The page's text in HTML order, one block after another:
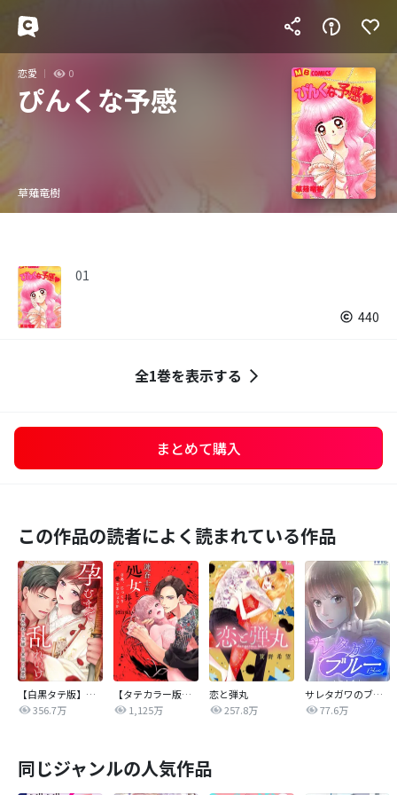
恋愛 0
ぴんくな予感
草薙竜樹
01
440
全1巻を表示する
まとめて購入
この作品の読者によく読まれている作品
【白黒タテ版】孕むまで乱れいけ～身代わり花嫁と軍服の猛愛
356.7万
【タテカラー版】漣蒼士に処女を捧ぐ～さあ、じっくり愛でましょうか
1,125万
恋と弾丸
257.8万
サレタガワのブルー【タテヨミ】
77.6万
同じジャンルの人気作品